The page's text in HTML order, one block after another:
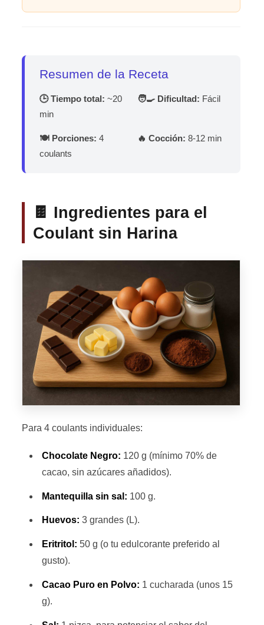
Resumen de la Receta
🕒 Tiempo total: ~20
min
🧑‍🍳 Dificultad: Fácil
🍽️ Porciones: 4
coulants
🔥 Cocción: 8-12 min
🍫 Ingredientes para el
Coulant sin Harina
Para 4 coulants individuales:
Chocolate Negro: 120 g (mínimo 70% de
cacao, sin azúcares añadidos).
Mantequilla sin sal: 100 g.
Huevos: 3 grandes (L).
Eritritol: 50 g (o tu edulcorante preferido al
gusto).
Cacao Puro en Polvo: 1 cucharada (unos 15
g).